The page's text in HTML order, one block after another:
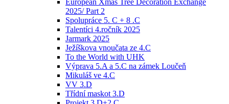
European Xmas Tree Decoration Exchange
2025/ Part 2
Spolupráce 5. C + 8 .C
Talentíci 4.ročník 2025
Jarmark 2025
Ježíškova vnoučata ze 4.C
To the World with UHK
Výprava 5.A a 5.C na zámek Loučeň
Mikuláš ve 4.C
VV 3.D
Třídní maskot 3.D